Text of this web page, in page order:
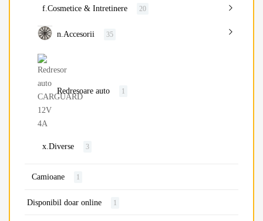
f.Cosmetice & Intretinere 20
n.Accesorii 35
Redresoare auto 1
x.Diverse 3
Camioane 1
Disponibil doar online 1